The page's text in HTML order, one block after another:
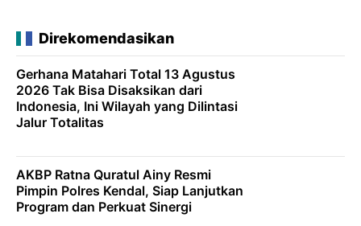
Direkomendasikan
Gerhana Matahari Total 13 Agustus
2026 Tak Bisa Disaksikan dari
Indonesia, Ini Wilayah yang Dilintasi
Jalur Totalitas
AKBP Ratna Quratul Ainy Resmi
Pimpin Polres Kendal, Siap Lanjutkan
Program dan Perkuat Sinergi